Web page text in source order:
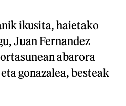
ikusita, haietako
Juan Fernandez
abarora
gonazalea, besteak